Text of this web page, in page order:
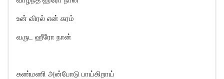
உன் விரல் என் கரம்
வருட ஹீரோ நான்
கண்மணி அன்போடு பாய்கிறாய்